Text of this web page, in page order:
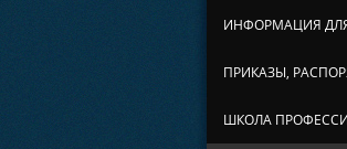
ИНФОРМАЦИЯ
ПРИКАЗЫ,
ШКОЛА